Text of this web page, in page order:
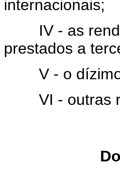
internacionais;
IV - as
prestados a
V - o dízimo
VI - outras